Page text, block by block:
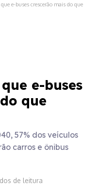
e-buses crescerão mais do que
e-buses
que
57% dos veículos
carros e ônibus
de leitura